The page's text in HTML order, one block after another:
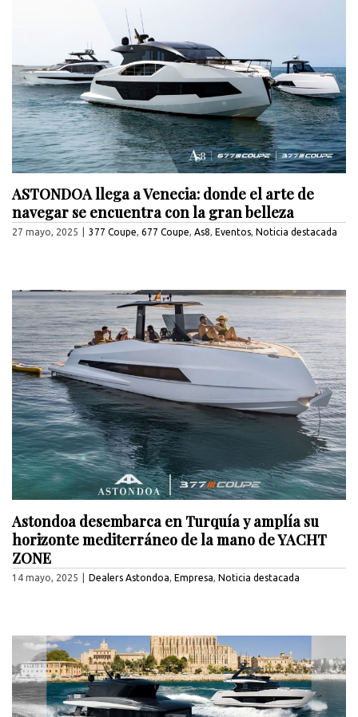
ASTONDOA llega a Venecia: donde el arte de
navegar se encuentra con la gran belleza
27 mayo, 2025 377 Coupe, 677 Coupe, As8, Eventos, Noticia destacada
Astondoa desembarca en Turquía y amplía su
horizonte mediterráneo de la mano de YACHT
ZONE
14 mayo, 2025 Dealers Astondoa, Empresa, Noticia destacada